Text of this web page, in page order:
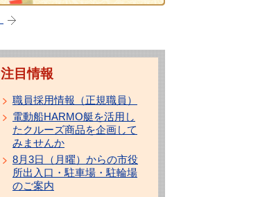
注目情報
職員採用情報（正規職員）
電動船HARMO艇を活用し
たクルーズ商品を企画して
みませんか
8月3日（月曜）からの市役
所出入口・駐車場・駐輪場
のご案内